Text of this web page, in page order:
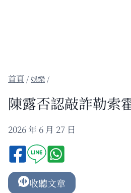
/娛樂 /
陳露否認敲詐勒索
2026 年 6 月 27 日
收聽文章